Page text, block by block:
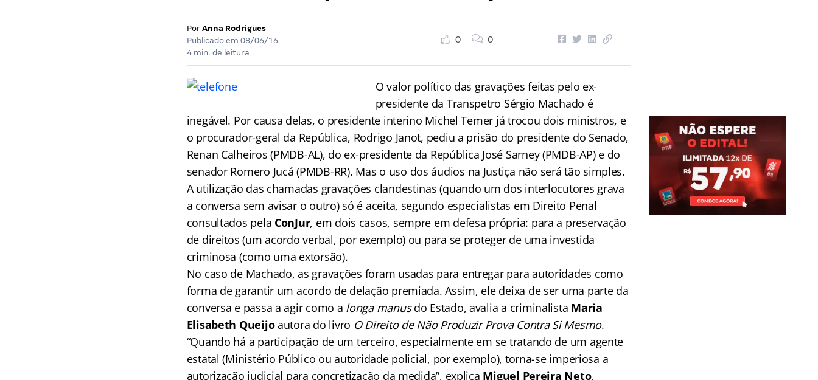
Por Anna Rodrigues
Publicado em 08/06/16
4 min. de leitura
0 0
O valor político das gravações feitas pelo ex-
presidente da Transpetro Sérgio Machado é
inegável. Por causa delas, o presidente interino Michel Temer já trocou dois ministros, e
o procurador-geral da República, Rodrigo Janot, pediu a prisão do presidente do Senado,
Renan Calheiros (PMDB-AL), do ex-presidente da República José Sarney (PMDB-AP) e do
senador Romero Jucá (PMDB-RR). Mas o uso dos áudios na Justiça não será tão simples.
A utilização das chamadas gravações clandestinas (quando um dos interlocutores grava
a conversa sem avisar o outro) só é aceita, segundo especialistas em Direito Penal
consultados pela ConJur, em dois casos, sempre em defesa própria: para a preservação
de direitos (um acordo verbal, por exemplo) ou para se proteger de uma investida
criminosa (como uma extorsão).
No caso de Machado, as gravações foram usadas para entregar para autoridades como
forma de garantir um acordo de delação premiada. Assim, ele deixa de ser uma parte da
conversa e passa a agir como a longa manusdo Estado, avalia a criminalista Maria
Elisabeth Queijoautora do livro O Direito de Não Produzir Prova Contra Si Mesmo.
“Quando há a participação de um terceiro, especialmente em se tratando de um agente
estatal (Ministério Público ou autoridade policial, por exemplo), torna-se imperiosa a
autorização judicial para concretização da medida”, explica Miguel Pereira Neto,